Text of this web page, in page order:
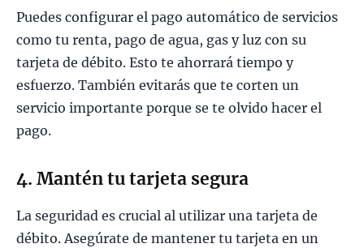
Puedes configurar el pago automático de servicios
como tu renta, pago de agua, gas y luz con su
tarjeta de débito. Esto te ahorrará tiempo y
esfuerzo. También evitarás que te corten un
servicio importante porque se te olvido hacer el
pago.
4. Mantén tu tarjeta segura
La seguridad es crucial al utilizar una tarjeta de
débito. Asegúrate de mantener tu tarjeta en un